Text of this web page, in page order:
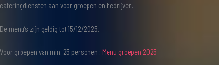
cateringdiensten aan voor groepen en bedrijven.
De menu’s zijn geldig tot 15/12/2025.
Voor groepen van min. 25 personen : Menu groepen 2025